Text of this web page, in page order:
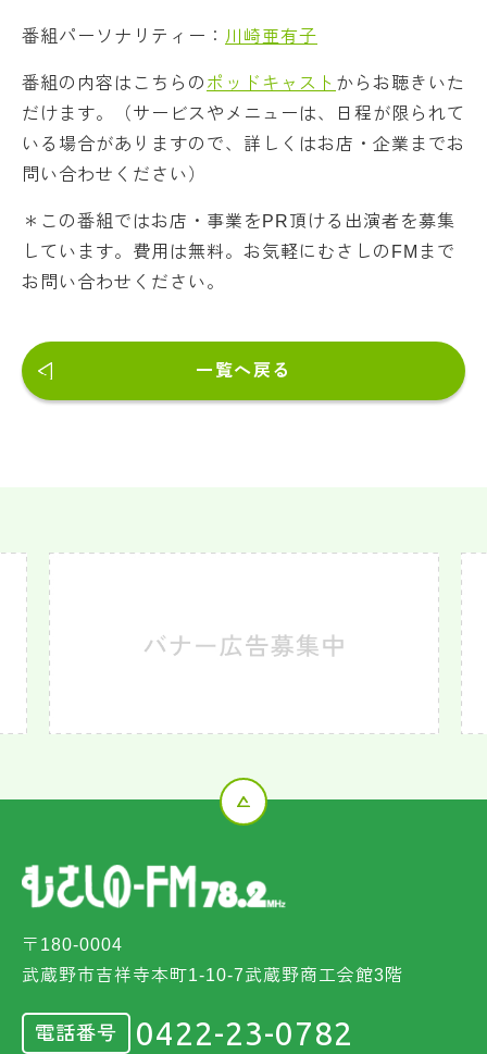
番組パーソナリティー： 川崎亜有子
番組の内容はこちらの ポッドキャスト からお聴きいた
だけます。（サービスやメニューは、日程が限られて
いる場合がありますので、詳しくはお店・企業までお
問い合わせください）
＊この番組ではお店・事業をPR頂ける出演者を募集
しています。費用は無料。お気軽にむさしのFMまで
お問い合わせください。
一覧へ戻る
〒180-0004
武蔵野市吉祥寺本町1-10-7武蔵野商工会館3階
電話番号 0422-23-0782